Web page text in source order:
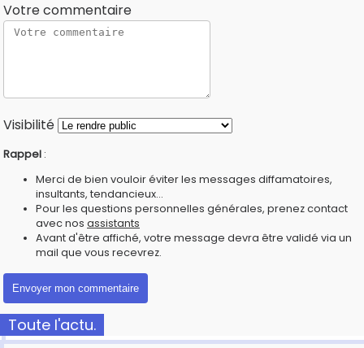
Votre commentaire
Visibilité
Rappel :
Merci de bien vouloir éviter les messages diffamatoires,
insultants, tendancieux...
Pour les questions personnelles générales, prenez contact
avec nos assistants
Avant d'être affiché, votre message devra être validé via un
mail que vous recevrez.
Toute l'actu.